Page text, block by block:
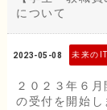
について
2023-05-08
２０２３年６
の受付を開始し